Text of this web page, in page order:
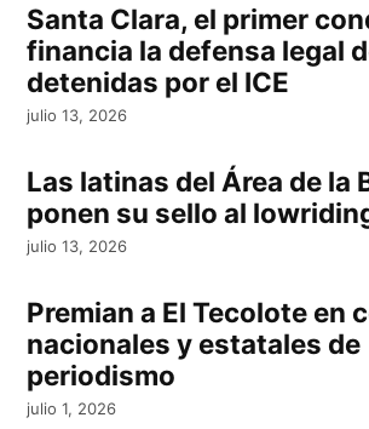
Santa Clara, el primer
financia la defensa legal
detenidas por el ICE
julio 13, 2026
Las latinas del Área de la
ponen su sello al
julio 13, 2026
Premian a El Tecolote en
nacionales y estatales de
periodismo
julio 1, 2026